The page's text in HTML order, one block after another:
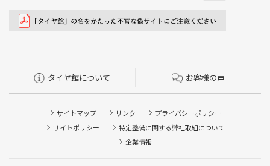
タイヤ館について お客様の声
サイトマップ リンク
プライバシーポリシー
サイトポリシー
特定整備に関する弊社取組について
企業情報